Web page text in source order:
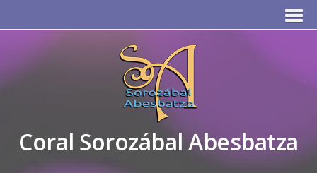
Coral Sorozábal Abesbatza